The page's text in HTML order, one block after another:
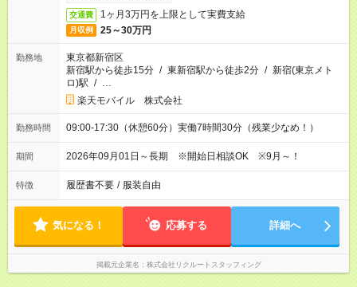
交通費 1ヶ月3万円を上限として実費支給
月収例 25～30万円
勤務地
東京都新宿区
新宿駅から徒歩15分 / 東新宿駅から徒歩2分 / 新宿(東京メト
ロ)駅 / …
楽天モバイル 株式会社
勤務時間 09:00-17:30（休憩60分）実働7時間30分（残業少なめ！）
期間 2026年09月01日～長期 ※開始日相談OK ※9月～！
特徴 履歴書不要 / 服装自由
気になる！ 応募する 詳細へ
掲載元企業名 株式会社リクルートスタッフィング